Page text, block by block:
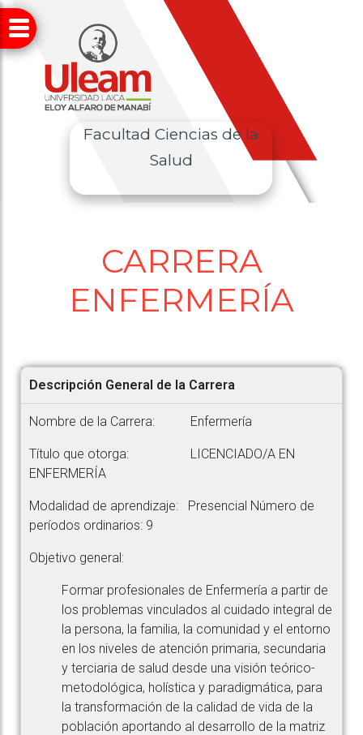
Facultad Ciencias de la
Salud
CARRERA
ENFERMERÍA
Descripción General de la Carrera
Nombre de la Carrera: Enfermería
Título que otorga: LICENCIADO/A EN
ENFERMERÍA
Modalidad de aprendizaje: Presencial Número de
períodos ordinarios: 9
Objetivo general:
Formar profesionales de Enfermería a partir de
los problemas vinculados al cuidado integral de
la persona, la familia, la comunidad y el entorno
en los niveles de atención primaria, secundaria
y terciaria de salud desde una visión teórico-
metodológica, holística y paradigmática, para
la transformación de la calidad de vida de la
población aportando al desarrollo de la matriz